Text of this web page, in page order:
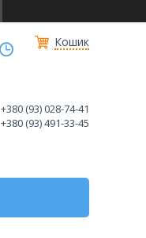
Кошик
+380 (93) 028-74-41
+380 (93) 491-33-45